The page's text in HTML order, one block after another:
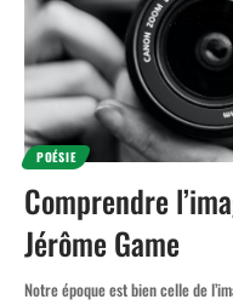
POÉSIE
Comprendre
Jérôme Game
Notre époque est bien celle de